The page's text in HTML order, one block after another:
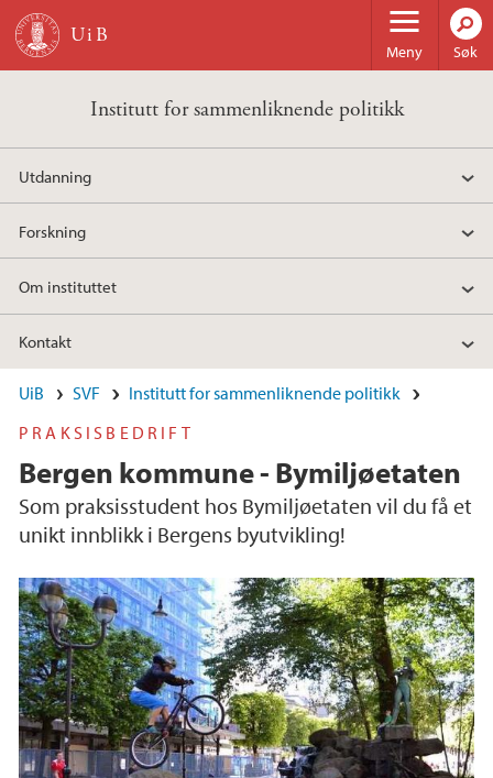
Hopp til hovedinnhold
Meny Søk
Institutt for sammenliknende politikk
Utdanning
Forskning
Om instituttet
Kontakt
UiB SVF
Institutt for sammenliknende politikk
PRAKSISBEDRIFT
Bergen kommune - Bymiljøetaten
Som praksisstudent hos Bymiljøetaten vil du få et
unikt innblikk i Bergens byutvikling!